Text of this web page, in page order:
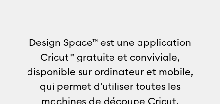
Design Space™ est une application
Cricut™ gratuite et conviviale,
disponible sur ordinateur et mobile,
qui permet d'utiliser toutes les
machines de découpe Cricut.